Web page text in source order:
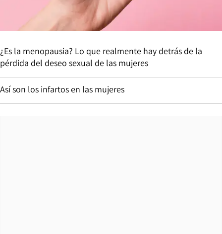
¿Es la menopausia? Lo que realmente hay detrás de la
pérdida del deseo sexual de las mujeres
Así son los infartos en las mujeres